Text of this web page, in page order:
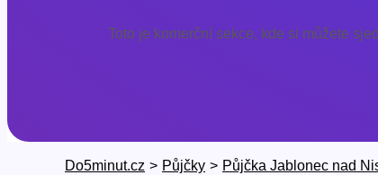
Toto je komerční sekce, kde si můžete
Do5minut.cz > Půjčky > Půjčka Jablonec nad